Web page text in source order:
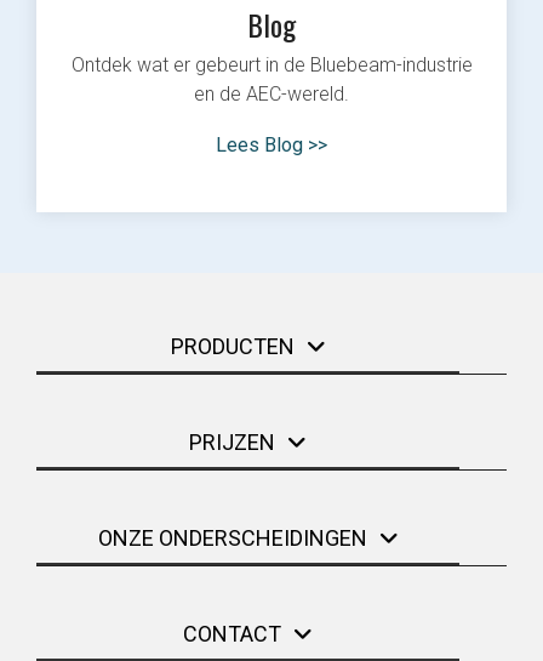
Blog
Ontdek wat er gebeurt in de Bluebeam-industrie
en de AEC-wereld.
Lees Blog >>
PRODUCTEN
PRIJZEN
ONZE ONDERSCHEIDINGEN
CONTACT